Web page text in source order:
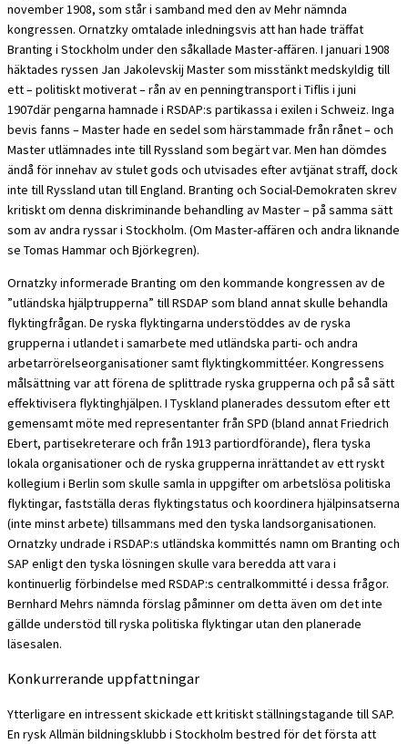
november 1908, som står i samband med den av Mehr nämnda
kongressen. Ornatzky omtalade inledningsvis att han hade träffat
Branting i Stockholm under den såkallade Master-affären. I januari 1908
häktades ryssen Jan Jakolevskij Master som misstänkt medskyldig till
ett – politiskt motiverat – rån av en penningtransport i Tiflis i juni
1907där pengarna hamnade i RSDAP:s partikassa i exilen i Schweiz. Inga
bevis fanns – Master hade en sedel som härstammade från rånet – och
Master utlämnades inte till Ryssland som begärt var. Men han dömdes
ändå för innehav av stulet gods och utvisades efter avtjänat straff, dock
inte till Ryssland utan till England. Branting och Social-Demokraten skrev
kritiskt om denna diskriminande behandling av Master – på samma sätt
som av andra ryssar i Stockholm. (Om Master-affären och andra liknande
se Tomas Hammar och Björkegren).
Ornatzky informerade Branting om den kommande kongressen av de
”utländska hjälptrupperna” till RSDAP som bland annat skulle behandla
flyktingfrågan. De ryska flyktingarna understöddes av de ryska
grupperna i utlandet i samarbete med utländska parti- och andra
arbetarrörelseorganisationer samt flyktingkommittéer. Kongressens
målsättning var att förena de splittrade ryska grupperna och på så sätt
effektivisera flyktinghjälpen. I Tyskland planerades dessutom efter ett
gemensamt möte med representanter från SPD (bland annat Friedrich
Ebert, partisekreterare och från 1913 partiordförande), flera tyska
lokala organisationer och de ryska grupperna inrättandet av ett ryskt
kollegium i Berlin som skulle samla in uppgifter om arbetslösa politiska
flyktingar, fastställa deras flyktingstatus och koordinera hjälpinsatserna
(inte minst arbete) tillsammans med den tyska landsorganisationen.
Ornatzky undrade i RSDAP:s utländska kommittés namn om Branting och
SAP enligt den tyska lösningen skulle vara beredda att vara i
kontinuerlig förbindelse med RSDAP:s centralkommitté i dessa frågor.
Bernhard Mehrs nämnda förslag påminner om detta även om det inte
gällde understöd till ryska politiska flyktingar utan den planerade
läsesalen.
Konkurrerande uppfattningar
Ytterligare en intressent skickade ett kritiskt ställningstagande till SAP.
En rysk Allmän bildningsklubb i Stockholm bestred för det första att